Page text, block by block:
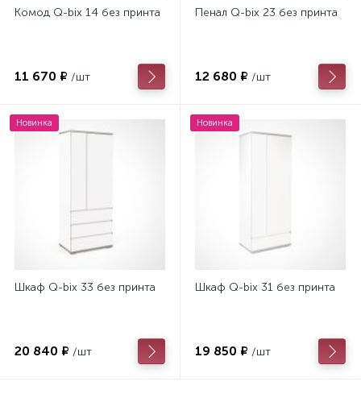
Комод Q-bix 14 без принта
11 670 ₽ /шт
Пенал Q-bix 23 без принта
12 680 ₽ /шт
Новинка
Шкаф Q-bix 33 без принта
20 840 ₽ /шт
Новинка
Шкаф Q-bix 31 без принта
19 850 ₽ /шт